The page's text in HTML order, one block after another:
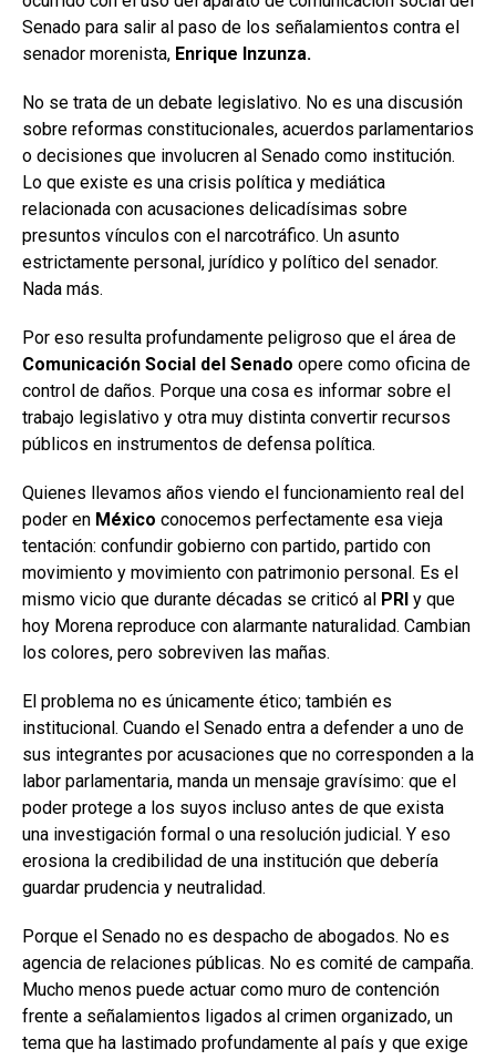
Senado para salir al paso de los señalamientos contra el
senador morenista, Enrique Inzunza.
No se trata de un debate legislativo. No es una discusión
sobre reformas constitucionales, acuerdos parlamentarios
o decisiones que involucren al Senado como institución.
Lo que existe es una crisis política y mediática
relacionada con acusaciones delicadísimas sobre
presuntos vínculos con el narcotráfico. Un asunto
estrictamente personal, jurídico y político del senador.
Nada más.
Por eso resulta profundamente peligroso que el área de
Comunicación Social del Senado opere como oficina de
control de daños. Porque una cosa es informar sobre el
trabajo legislativo y otra muy distinta convertir recursos
públicos en instrumentos de defensa política.
Quienes llevamos años viendo el funcionamiento real del
poder en México conocemos perfectamente esa vieja
tentación: confundir gobierno con partido, partido con
movimiento y movimiento con patrimonio personal. Es el
mismo vicio que durante décadas se criticó al PRI y que
hoy Morena reproduce con alarmante naturalidad. Cambian
los colores, pero sobreviven las mañas.
El problema no es únicamente ético; también es
institucional. Cuando el Senado entra a defender a uno de
sus integrantes por acusaciones que no corresponden a la
labor parlamentaria, manda un mensaje gravísimo: que el
poder protege a los suyos incluso antes de que exista
una investigación formal o una resolución judicial. Y eso
erosiona la credibilidad de una institución que debería
guardar prudencia y neutralidad.
Porque el Senado no es despacho de abogados. No es
agencia de relaciones públicas. No es comité de campaña.
Mucho menos puede actuar como muro de contención
frente a señalamientos ligados al crimen organizado, un
tema que ha lastimado profundamente al país y que exige